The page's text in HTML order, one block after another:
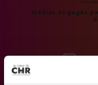
La Liste : La
Médias engagés